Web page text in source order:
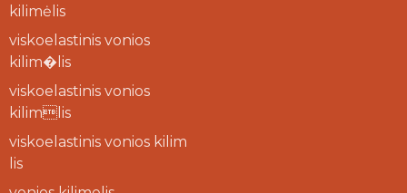
kilimėlis
viskoelastinis vonios
kilim�lis
viskoelastinis vonios
kilimlis
viskoelastinis vonios kilim
lis